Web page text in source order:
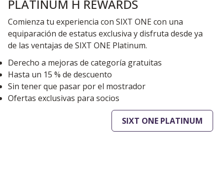
PLATINUM H REWARDS
Comienza tu experiencia con SIXT ONE con una
equiparación de estatus exclusiva y disfruta desde ya
de las ventajas de SIXT ONE Platinum.
Derecho a mejoras de categoría gratuitas
Hasta un 15 % de descuento
Sin tener que pasar por el mostrador
Ofertas exclusivas para socios
SIXT ONE PLATINUM